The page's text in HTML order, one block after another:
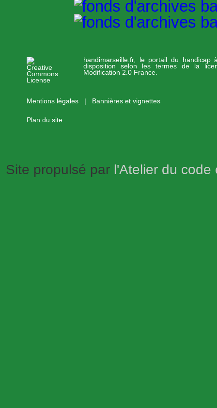
handimarseille.fr, le portail du handicap
disposition selon les termes de la
Modification 2.0 France.
Mentions légales Bannières et vignettes
Plan du site
Site propulsé par l'Atelier du